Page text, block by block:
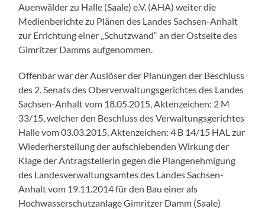
Auenwälder zu Halle (Saale) e.V. (AHA) weiter die
Medienberichte zu Plänen des Landes Sachsen-Anhalt
zur Errichtung einer „Schutzwand“ an der Ostseite des
Gimritzer Damms aufgenommen.
Offenbar war der Auslöser der Planungen der Beschluss
des 2. Senats des Oberverwaltungsgerichtes des Landes
Sachsen-Anhalt vom 18.05.2015, Aktenzeichen: 2 M
33/15, welcher den Beschluss des Verwaltungsgerichtes
Halle vom 03.03.2015, Aktenzeichen: 4 B 14/15 HAL zur
Wiederherstellung der aufschiebenden Wirkung der
Klage der Antragstellerin gegen die Plangenehmigung
des Landesverwaltungsamtes des Landes Sachsen-
Anhalt vom 19.11.2014 für den Bau einer als
Hochwasserschutzanlage Gimritzer Damm (Saale)